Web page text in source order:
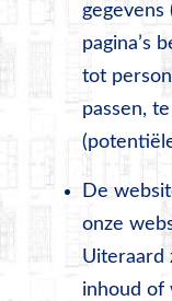
gegevens
pagina’s
tot
passen,
De
onze
Uiteraard
inhoud of